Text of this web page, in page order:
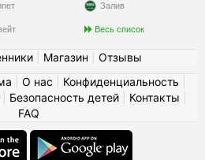
Залив
Весь список
| Магазин
Отзывы
О нас Конфиденциальность
Безопасность детей| Контакты
FAQ